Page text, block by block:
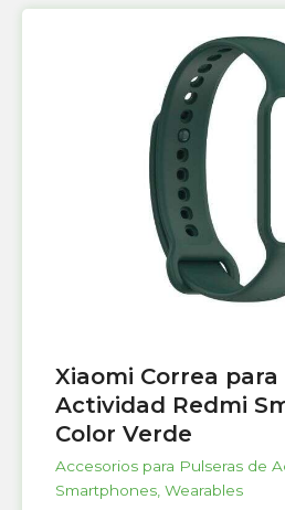
Xiaomi Correa
Actividad Redmi
Color Verde
Accesorios para Pulseras de
Smartphones Wearables